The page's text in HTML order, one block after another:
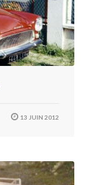
13 JUIN 2012